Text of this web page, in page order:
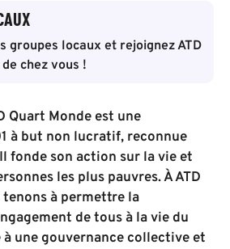
groupes locaux et rejoignez ATD
chez vous !
Quart Monde est une
à but non lucratif, reconnue
fonde son action sur la vie et
les plus pauvres. À ATD
à permettre la
de tous à la vie du
une gouvernance collective et